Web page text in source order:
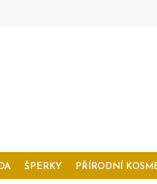
ŠPERKY PŘÍRODNÍ